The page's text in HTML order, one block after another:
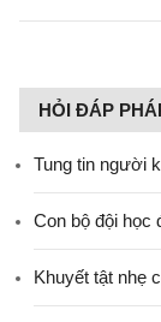
HỎI ĐÁP
Tung tin người
Con bộ đội học
Khuyết tật nhẹ